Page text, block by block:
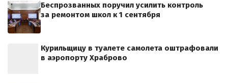
Беспрозванных поручил усилить контроль
за ремонтом школ к 1 сентября
Курильщицу в туалете самолета оштрафовали
в аэропорту Храброво